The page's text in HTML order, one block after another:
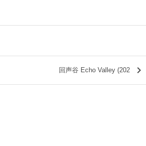
回声谷 Echo Valley (202 keyboard_arrow_right